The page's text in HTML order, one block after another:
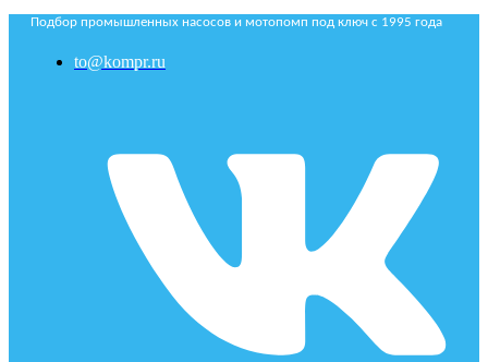
Подбор промышленных насосов и мотопомп под ключ с 1995 года
to@kompr.ru